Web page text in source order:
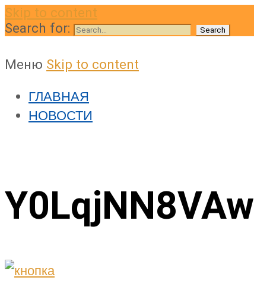
Skip to content
Search for:
Меню Skip to content
ГЛАВНАЯ
НОВОСТИ
Y0LqjNN8VAw